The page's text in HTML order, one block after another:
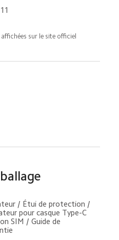
sur le site officiel
/ Étui de protection /
pour casque Type-C
SIM / Guide de